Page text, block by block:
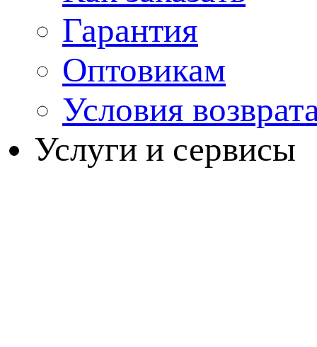
Гарантия
Оптовикам
Условия
Услуги и сервисы